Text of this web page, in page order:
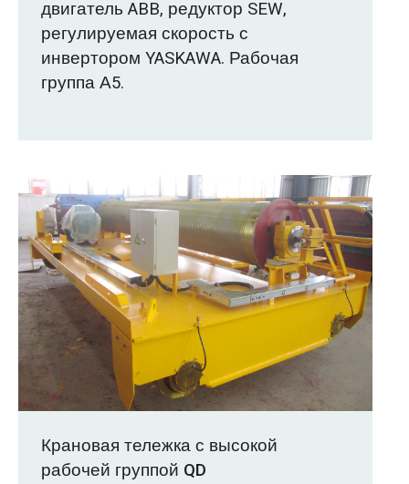
двигатель ABB, редуктор SEW,
регулируемая скорость с
инвертором YASKAWA. Рабочая
группа А5.
Крановая тележка с высокой
рабочей группой QD